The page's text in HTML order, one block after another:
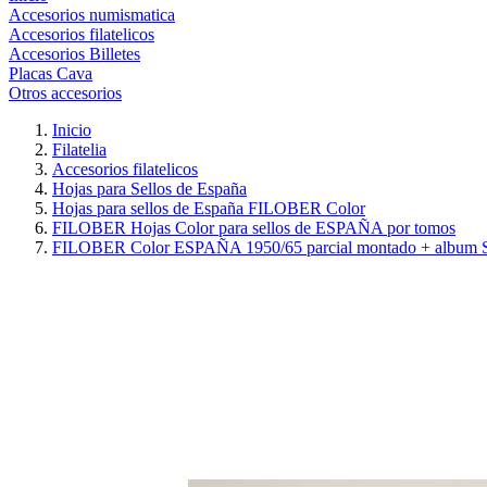
Accesorios numismatica
Accesorios filatelicos
Accesorios Billetes
Placas Cava
Otros accesorios
Inicio
Filatelia
Accesorios filatelicos
Hojas para Sellos de España
Hojas para sellos de España FILOBER Color
FILOBER Hojas Color para sellos de ESPAÑA por tomos
FILOBER Color ESPAÑA 1950/65 parcial montado + album